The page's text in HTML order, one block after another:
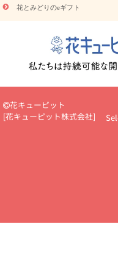
やみ・10000円～
花キューピット
彩心理学」で選ぶ方法
転職祝いのマナー基礎
バイス
スタンド花（フラ
場上司や先輩へ贈るお祝い花
ド（早見表あり）
プロ直伝10のテクニック
花とみどりのeギフト
花キューピット
[花キューピット株式会社]